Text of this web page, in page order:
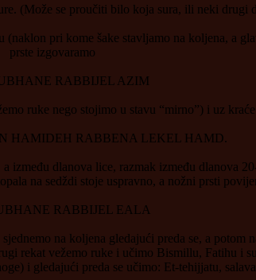
(Može se proučiti bilo koja sura, ili neki drugi
pri kome šake stavljamo na koljena, a
prste izgovaramo
RABBIJEL AZIM
ruke nego stojimo u stavu “mirno”) i uz
HAMIDEH RABBENA LEKEL HAMD.
dlanova lice, razmak između dlanova
na sedždi stoje uspravno, a nožni prsti
RABBIJEL EALA
na koljena gledajući preda se, a
rekat vežemo ruke i učimo Bismillu, Fatihu i
i gledajući preda se učimo: Et-tehijjatu,